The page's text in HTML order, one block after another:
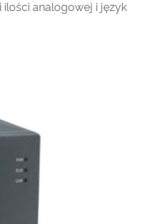
analogowej i język